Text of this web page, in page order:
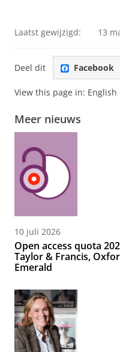
Laatst gewijzigd: 13
Deel dit Facebook
View this page in: English
Meer nieuws
10 juli 2026
Open access quota
Taylor & Francis,
Emerald